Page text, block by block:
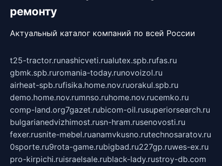
ремонту
Актуальный каталог компаний по всей России
t25-tractor.runashicveti.rualutex.spb.rufas.ru
gbmk.spb.ruromania-today.runovoizol.ru
airheat-spb.rufisika.home.nov.ruorakul.spb.ru
demo.home.nov.rumnso.ruhome.nov.rucemko.ru
comp-land.org7gazet.rubicom-oil.rusuperiorsearch.ru
bulgarianedvizhimost.rusn-hram.rusenovosti.ru
fexer.rusnite-mebel.ruanamvkusno.rutechnosaratov.ru
0sporte.ru9rota-game.rubigbad.ru227gp.ruwes-ex.ru
pro-kirpichi.ruisraelsale.rublack-lady.rustroy-db.com